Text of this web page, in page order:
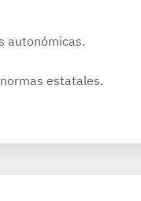
autonómicas.
estatales.